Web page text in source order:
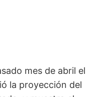
mes de abril el
la proyección del